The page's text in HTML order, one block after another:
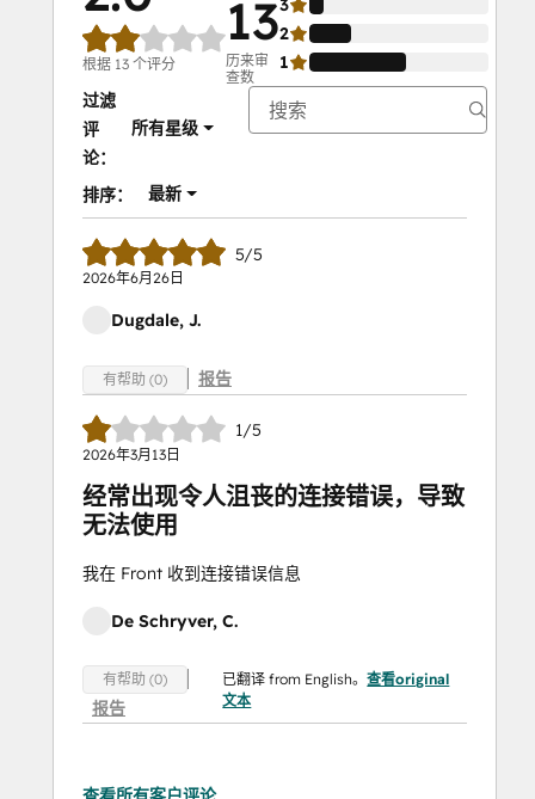
根据 13 个评分
13
历来审
查数
3
2
1
过滤
评
论：
所有星级
排序： 最新
5/5
2026年6月26日
Dugdale, J.
有帮助 (0) 报告
1/5
2026年3月13日
经常出现令人沮丧的连接错误，导致
无法使用
我在 Front 收到连接错误信息
De Schryver, C.
有帮助 (0)
报告
已翻译 from English。查看original
文本